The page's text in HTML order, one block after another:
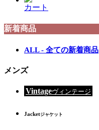
カート
新着商品
ALL - 全ての新着商品
メンズ
Vintageヴィンテージ
Jacketジャケット